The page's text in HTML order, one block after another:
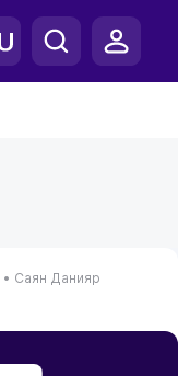
• Саян Данияр